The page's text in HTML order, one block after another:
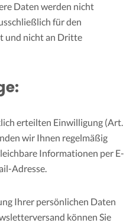
Daten werden nicht
für den
und nicht an Dritte
erteilten Einwilligung (Art.
wir Ihnen regelmäßig
Informationen per E-
Adresse.
Ihrer persönlichen Daten
können Sie